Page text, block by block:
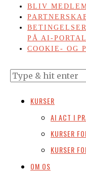
BLIV
PÅ AI-
COOKIE- OG
KURSER
AI ACT I
KURSER
KURSER
OM OS